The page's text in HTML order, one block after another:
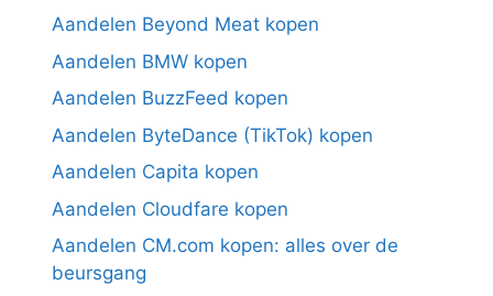
Aandelen Beyond Meat kopen
Aandelen BMW kopen
Aandelen BuzzFeed kopen
Aandelen ByteDance (TikTok) kopen
Aandelen Capita kopen
Aandelen Cloudfare kopen
Aandelen CM.com kopen: alles over de
beursgang